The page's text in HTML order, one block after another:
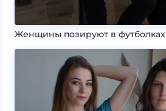
Женщины позируют в футболках